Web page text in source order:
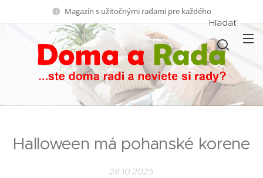
Magazín s užitočnými radami pre každého
Hľadať
Halloween má pohanské korene
28.10.2025